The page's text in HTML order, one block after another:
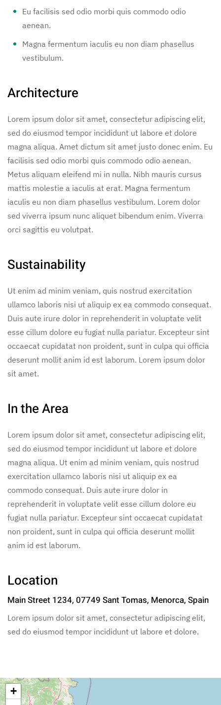
Eu facilisis sed odio morbi quis commodo odio
aenean.
Magna fermentum iaculis eu non diam phasellus
vestibulum.
Architecture
Lorem ipsum dolor sit amet, consectetur adipiscing elit,
sed do eiusmod tempor incididunt ut labore et dolore
magna aliqua. Amet dictum sit amet justo donec enim. Eu
facilisis sed odio morbi quis commodo odio aenean.
Metus aliquam eleifend mi in nulla. Nibh mauris cursus
mattis molestie a iaculis at erat. Magna fermentum
iaculis eu non diam phasellus vestibulum. Lorem dolor
sed viverra ipsum nunc aliquet bibendum enim. Viverra
orci sagittis eu volutpat.
Sustainability
Ut enim ad minim veniam, quis nostrud exercitation
ullamco laboris nisi ut aliquip ex ea commodo consequat.
Duis aute irure dolor in reprehenderit in voluptate velit
esse cillum dolore eu fugiat nulla pariatur. Excepteur sint
occaecat cupidatat non proident, sunt in culpa qui officia
deserunt mollit anim id est laborum. Lorem ipsum dolor
sit amet.
In the Area
Lorem ipsum dolor sit amet, consectetur adipiscing elit,
sed do eiusmod tempor incididunt ut labore et dolore
magna aliqua. Ut enim ad minim veniam, quis nostrud
exercitation ullamco laboris nisi ut aliquip ex ea
commodo consequat. Duis aute irure dolor in
reprehenderit in voluptate velit esse cillum dolore eu
fugiat nulla pariatur. Excepteur sint occaecat cupidatat
non proident, sunt in culpa qui officia deserunt mollit
anim id est laborum.
Location
Main Street 1234, 07749 Sant Tomas, Menorca, Spain
Lorem ipsum dolor sit amet, consectetur adipiscing elit,
sed do eiusmod tempor incididunt ut labore et dolore.
+